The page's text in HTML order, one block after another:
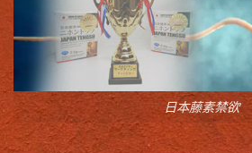
日本藤素禁欲